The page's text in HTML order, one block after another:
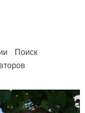
Поиск